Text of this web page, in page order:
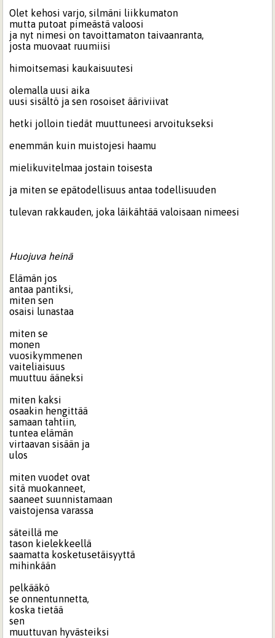
Olet kehosi varjo, silmäni liikkumaton
mutta putoat pimeästä valoosi
ja nyt nimesi on tavoittamaton taivaanranta,
josta muovaat ruumiisi
himoitsemasi kaukaisuutesi
olemalla uusi aika
uusi sisältö ja sen rosoiset ääriviivat
hetki jolloin tiedät muuttuneesi arvoitukseksi
enemmän kuin muistojesi haamu
mielikuvitelmaa jostain toisesta
ja miten se epätodellisuus antaa todellisuuden
tulevan rakkauden, joka läikähtää valoisaan nimeesi
Huojuva heinä
Elämän jos
antaa pantiksi,
miten sen
osaisi lunastaa
miten se
monen
vuosikymmenen
vaiteliaisuus
muuttuu ääneksi
miten kaksi
osaakin hengittää
samaan tahtiin,
tuntea elämän
virtaavan sisään ja
ulos
miten vuodet ovat
sitä muokanneet,
saaneet suunnistamaan
vaistojensa varassa
säteillä me
tason kielekkeellä
saamatta kosketusetäisyyttä
mihinkään
pelkääkö
se onnentunnetta,
koska tietää
sen
muuttuvan hyvästeiksi